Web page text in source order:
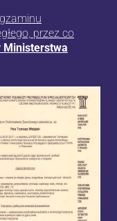
przez co
Ministerstwa